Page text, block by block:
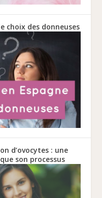
choix des donneuses
d’ovocytes : une
son processus